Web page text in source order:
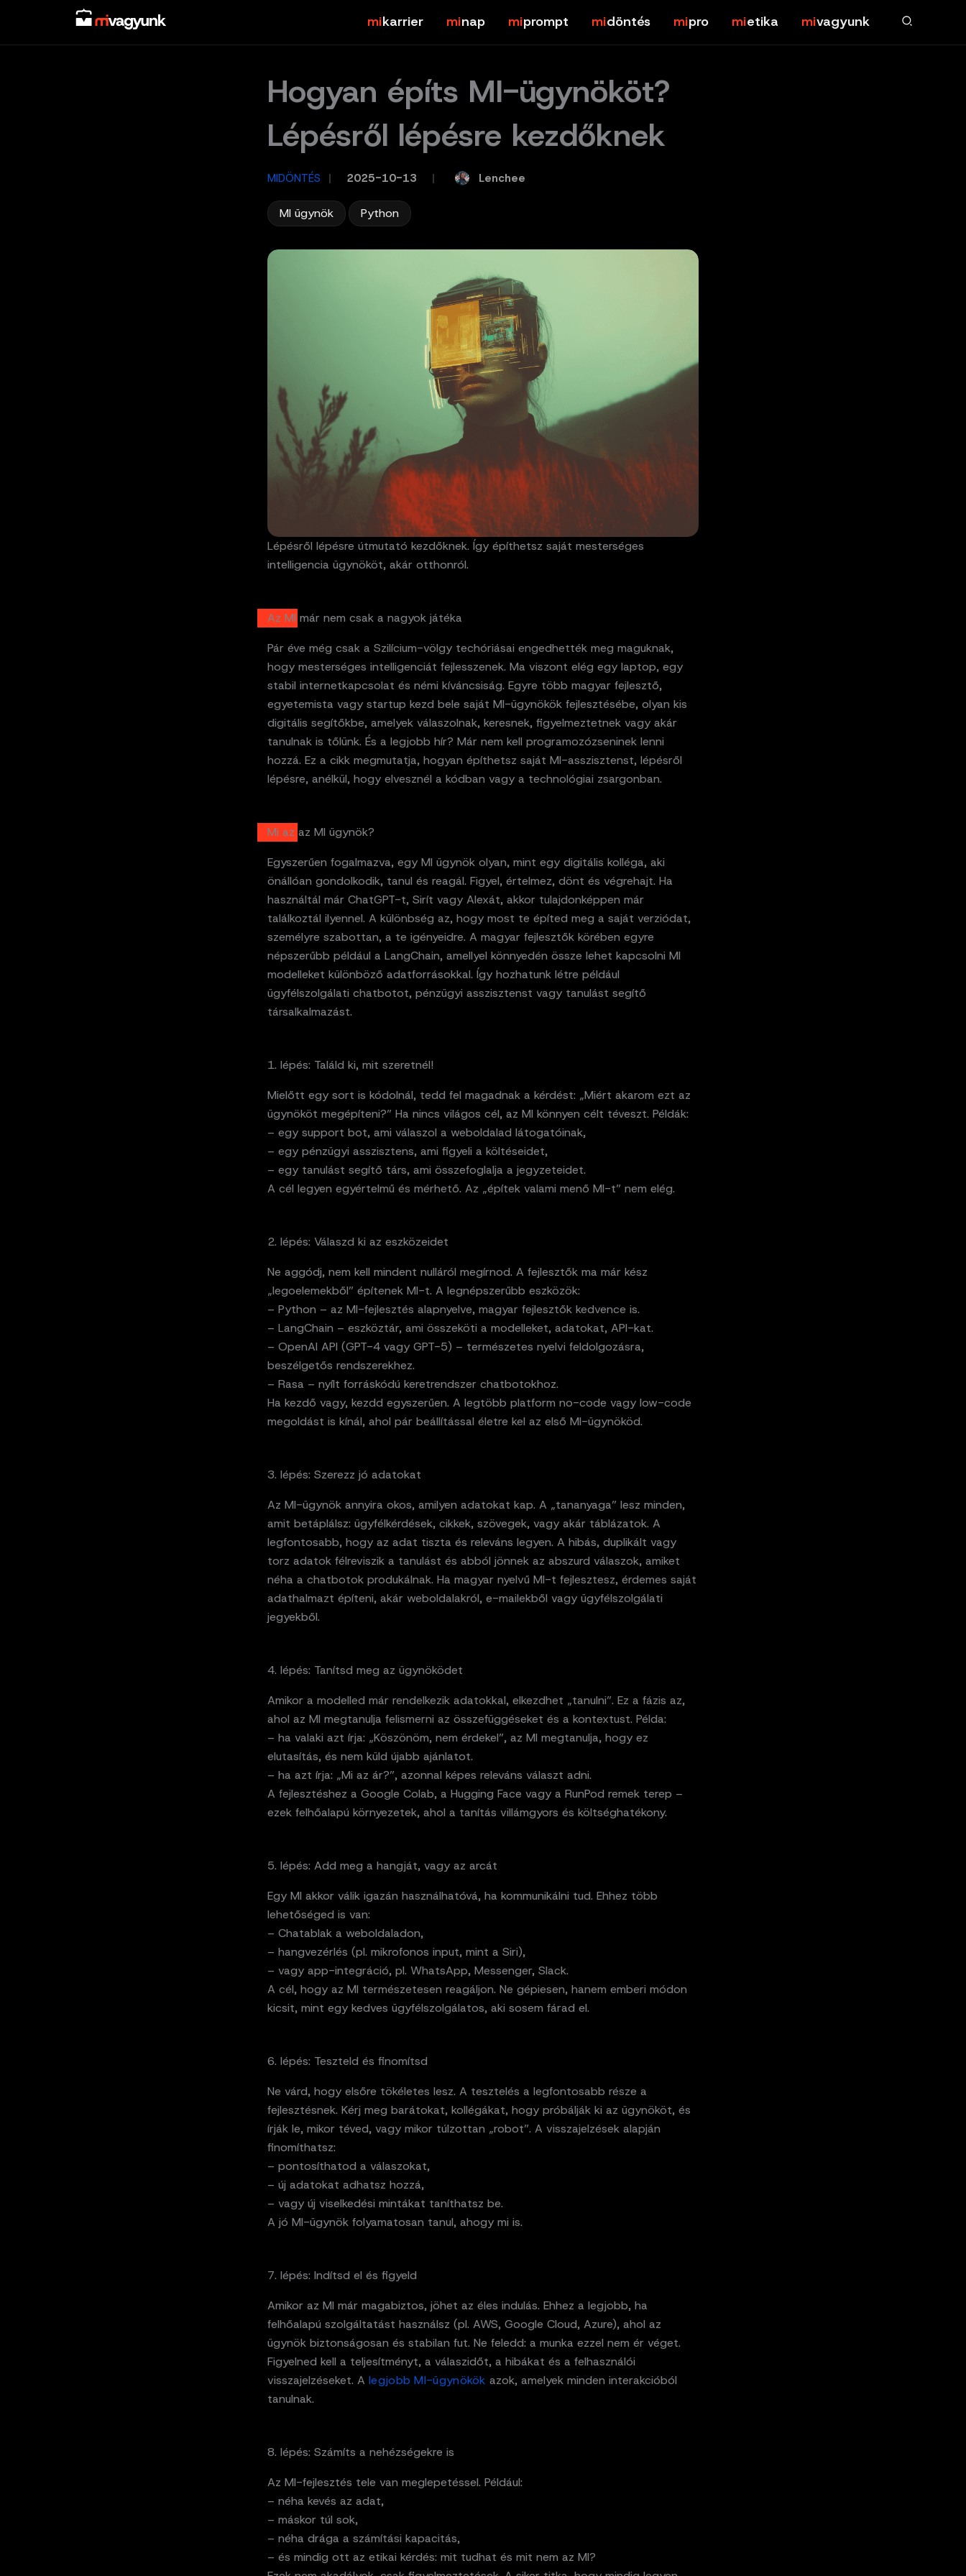
content
karrier nap prompt döntés pro etika vagyunk
Hogyan építs MI-ügynököt?
Lépésről lépésre kezdőknek
MIDÖNTÉS 2025-10-13 Lenchee
MI ügynök Python
Lépésről lépésre útmutató kezdőknek. Így építhetsz saját mesterséges
intelligencia ügynököt, akár otthonról.
Az MI már nem csak a nagyok játéka
Pár éve még csak a Szilícium-völgy techóriásai engedhették meg maguknak,
hogy mesterséges intelligenciát fejlesszenek. Ma viszont elég egy laptop, egy
stabil internetkapcsolat és némi kíváncsiság. Egyre több magyar fejlesztő,
egyetemista vagy startup kezd bele saját MI-ügynökök fejlesztésébe, olyan kis
digitális segítőkbe, amelyek válaszolnak, keresnek, figyelmeztetnek vagy akár
tanulnak is tőlünk. És a legjobb hír? Már nem kell programozózseninek lenni
hozzá. Ez a cikk megmutatja, hogyan építhetsz saját MI-asszisztenst, lépésről
lépésre, anélkül, hogy elvesznél a kódban vagy a technológiai zsargonban.
Mi az az MI ügynök?
Egyszerűen fogalmazva, egy MI ügynök olyan, mint egy digitális kolléga, aki
önállóan gondolkodik, tanul és reagál. Figyel, értelmez, dönt és végrehajt. Ha
használtál már ChatGPT-t, Sirít vagy Alexát, akkor tulajdonképpen már
találkoztál ilyennel. A különbség az, hogy most te építed meg a saját verziódat,
személyre szabottan, a te igényeidre. A magyar fejlesztők körében egyre
népszerűbb például a LangChain, amellyel könnyedén össze lehet kapcsolni MI
modelleket különböző adatforrásokkal. Így hozhatunk létre például
ügyfélszolgálati chatbotot, pénzügyi asszisztenst vagy tanulást segítő
társalkalmazást.
1. lépés: Találd ki, mit szeretnél!
Mielőtt egy sort is kódolnál, tedd fel magadnak a kérdést: „Miért akarom ezt az
ügynököt megépíteni?” Ha nincs világos cél, az MI könnyen célt téveszt. Példák:
– egy support bot, ami válaszol a weboldalad látogatóinak,
– egy pénzügyi asszisztens, ami figyeli a költéseidet,
– egy tanulást segítő társ, ami összefoglalja a jegyzeteidet.
A cél legyen egyértelmű és mérhető. Az „építek valami menő MI-t” nem elég.
2. lépés: Válaszd ki az eszközeidet
Ne aggódj, nem kell mindent nulláról megírnod. A fejlesztők ma már kész
„legoelemekből” építenek MI-t. A legnépszerűbb eszközök:
– Python – az MI-fejlesztés alapnyelve, magyar fejlesztők kedvence is.
– LangChain – eszköztár, ami összeköti a modelleket, adatokat, API-kat.
– OpenAI API (GPT-4 vagy GPT-5) – természetes nyelvi feldolgozásra,
beszélgetős rendszerekhez.
– Rasa – nyílt forráskódú keretrendszer chatbotokhoz.
Ha kezdő vagy, kezdd egyszerűen. A legtöbb platform no-code vagy low-code
megoldást is kínál, ahol pár beállítással életre kel az első MI-ügynököd.
3. lépés: Szerezz jó adatokat
Az MI-ügynök annyira okos, amilyen adatokat kap. A „tananyaga” lesz minden,
amit betáplálsz: ügyfélkérdések, cikkek, szövegek, vagy akár táblázatok. A
legfontosabb, hogy az adat tiszta és releváns legyen. A hibás, duplikált vagy
torz adatok félreviszik a tanulást és abból jönnek az abszurd válaszok, amiket
néha a chatbotok produkálnak. Ha magyar nyelvű MI-t fejlesztesz, érdemes saját
adathalmazt építeni, akár weboldalakról, e-mailekből vagy ügyfélszolgálati
jegyekből.
4. lépés: Tanítsd meg az ügynöködet
Amikor a modelled már rendelkezik adatokkal, elkezdhet „tanulni”. Ez a fázis az,
ahol az MI megtanulja felismerni az összefüggéseket és a kontextust. Példa:
– ha valaki azt írja: „Köszönöm, nem érdekel”, az MI megtanulja, hogy ez
elutasítás, és nem küld újabb ajánlatot.
– ha azt írja: „Mi az ár?”, azonnal képes releváns választ adni.
A fejlesztéshez a Google Colab, a Hugging Face vagy a RunPod remek terep –
ezek felhőalapú környezetek, ahol a tanítás villámgyors és költséghatékony.
5. lépés: Add meg a hangját, vagy az arcát
Egy MI akkor válik igazán használhatóvá, ha kommunikálni tud. Ehhez több
lehetőséged is van:
– Chatablak a weboldaladon,
– hangvezérlés (pl. mikrofonos input, mint a Siri),
– vagy app-integráció, pl. WhatsApp, Messenger, Slack.
A cél, hogy az MI természetesen reagáljon. Ne gépiesen, hanem emberi módon
kicsit, mint egy kedves ügyfélszolgálatos, aki sosem fárad el.
6. lépés: Teszteld és finomítsd
Ne várd, hogy elsőre tökéletes lesz. A tesztelés a legfontosabb része a
fejlesztésnek. Kérj meg barátokat, kollégákat, hogy próbálják ki az ügynököt, és
írják le, mikor téved, vagy mikor túlzottan „robot”. A visszajelzések alapján
finomíthatsz:
– pontosíthatod a válaszokat,
– új adatokat adhatsz hozzá,
– vagy új viselkedési mintákat taníthatsz be.
A jó MI-ügynök folyamatosan tanul, ahogy mi is.
7. lépés: Indítsd el és figyeld
Amikor az MI már magabiztos, jöhet az éles indulás. Ehhez a legjobb, ha
felhőalapú szolgáltatást használsz (pl. AWS, Google Cloud, Azure), ahol az
ügynök biztonságosan és stabilan fut. Ne feledd: a munka ezzel nem ér véget.
Figyelned kell a teljesítményt, a válaszidőt, a hibákat és a felhasználói
visszajelzéseket. A legjobb MI-ügynökök azok, amelyek minden interakcióból
tanulnak.
8. lépés: Számíts a nehézségekre is
Az MI-fejlesztés tele van meglepetéssel. Például:
– néha kevés az adat,
– máskor túl sok,
– néha drága a számítási kapacitás,
– és mindig ott az etikai kérdés: mit tudhat és mit nem az MI?